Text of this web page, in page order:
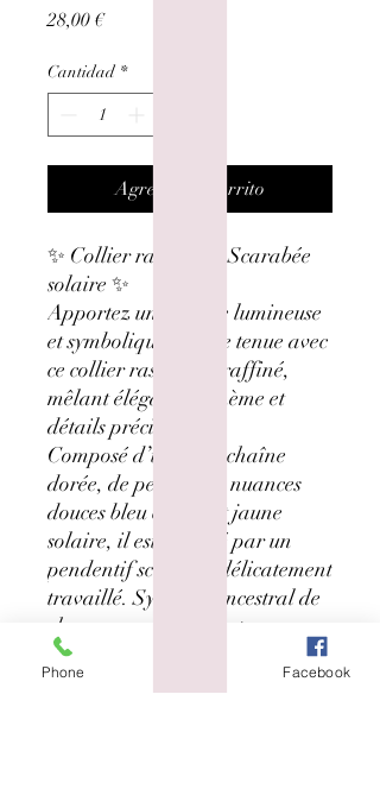
28,00 €Precio
Cantidad *
Agregar al carrito
✨ Collier ras de cou Scarabée
solaire ✨
Apportez une touche lumineuse
et symbolique à votre tenue avec
ce collier ras de cou raffiné,
mêlant élégance bohème et
détails précieux.
Composé d’une fine chaîne
dorée, de perles aux nuances
douces bleu céleste et jaune
solaire, il est sublimé par un
pendentif scarabée délicatement
travaillé. Symbole ancestral de
chance, renaissance et
protection, le scarabée attire les
belles énergies et accompagne
Phone Facebook